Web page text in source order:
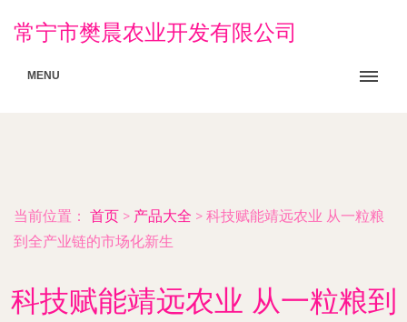
常宁市樊晨农业开发有限公司
MENU
当前位置： 首页 > 产品大全 > 科技赋能靖远农业 从一粒粮
到全产业链的市场化新生
科技赋能靖远农业 从一粒粮到